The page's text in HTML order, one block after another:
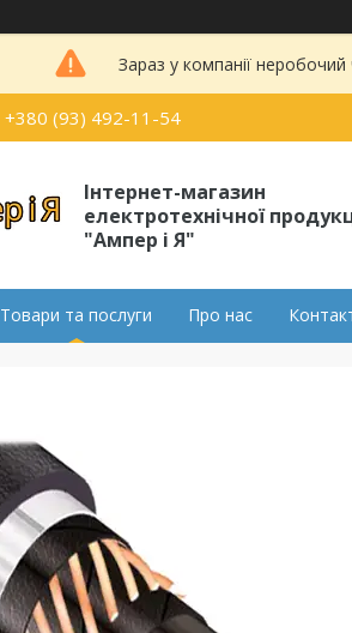
Зараз у компанії
+380 (93) 492-11-54
Інтернет-магазин
електротехнічної
"Ампер і Я"
Товари та послуги Про нас